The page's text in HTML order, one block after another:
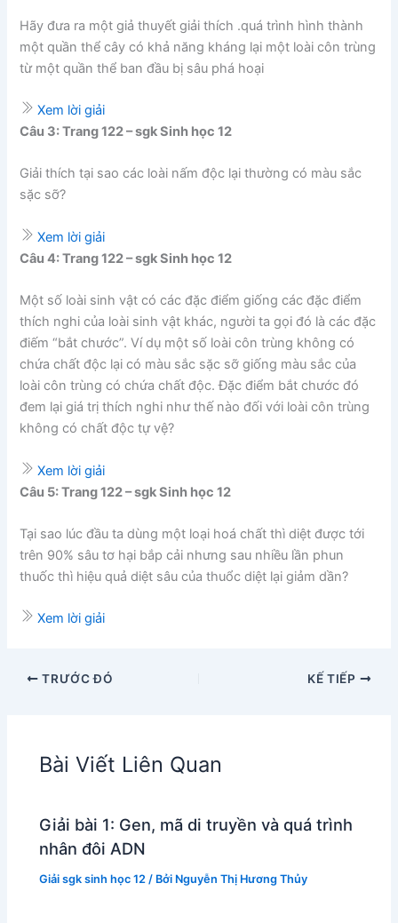
Hãy đưa ra một giả thuyết giải thích .quá trình hình thành
một quần thể cây có khả năng kháng lại một loài côn trùng
từ một quần thể ban đầu bị sâu phá hoại
Xem lời giải
Câu 3: Trang 122 – sgk Sinh học 12
Giải thích tại sao các loài nấm độc lại thường có màu sắc
sặc sỡ?
Xem lời giải
Câu 4: Trang 122 – sgk Sinh học 12
Một số loài sinh vật có các đặc điểm giống các đặc điểm
thích nghi của loài sinh vật khác, người ta gọi đó là các đặc
điếm “bắt chước”. Ví dụ một số loài côn trùng không có
chứa chất độc lại có màu sắc sặc sỡ giống màu sắc của
loài côn trùng có chứa chất độc. Đặc điểm bắt chước đó
đem lại giá trị thích nghi như thế nào đối với loài côn trùng
không có chất độc tự vệ?
Xem lời giải
Câu 5: Trang 122 – sgk Sinh học 12
Tại sao lúc đầu ta dùng một loại hoá chất thì diệt được tới
trên 90% sâu tơ hại bắp cải nhưng sau nhiều lần phun
thuốc thì hiệu quả diệt sâu của thuổc diệt lại giảm dần?
Xem lời giải
TRƯỚC ĐÓ KẾ TIẾP
Bài Viết Liên Quan
Giải bài 1: Gen, mã di truyền và quá trình
nhân đôi ADN
Giải sgk sinh học 12 / Bởi Nguyễn Thị Hương Thủy